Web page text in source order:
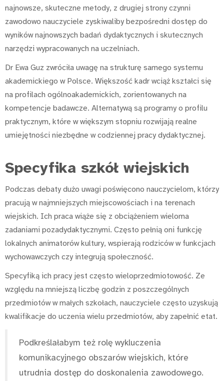
najnowsze, skuteczne metody, z drugiej strony czynni
zawodowo nauczyciele zyskiwaliby bezpośredni dostęp do
wyników najnowszych badań dydaktycznych i skutecznych
narzędzi wypracowanych na uczelniach.
Dr Ewa Guz zwróciła uwagę na strukturę samego systemu
akademickiego w Polsce. Większość kadr wciąż kształci się
na profilach ogólnoakademickich, zorientowanych na
kompetencje badawcze. Alternatywą są programy o profilu
praktycznym, które w większym stopniu rozwijają realne
umiejętności niezbędne w codziennej pracy dydaktycznej.
Specyfika szkół wiejskich
Podczas debaty dużo uwagi poświęcono nauczycielom, którzy
pracują w najmniejszych miejscowościach i na terenach
wiejskich. Ich praca wiąże się z obciążeniem wieloma
zadaniami pozadydaktycznymi. Często pełnią oni funkcję
lokalnych animatorów kultury, wspierają rodziców w funkcjach
wychowawczych czy integrują społeczność.
Specyfiką ich pracy jest często wieloprzedmiotowość. Ze
względu na mniejszą liczbę godzin z poszczególnych
przedmiotów w małych szkołach, nauczyciele często uzyskują
kwalifikacje do uczenia wielu przedmiotów, aby zapełnić etat.
Podkreślałabym też rolę wykluczenia
komunikacyjnego obszarów wiejskich, które
utrudnia dostęp do doskonalenia zawodowego.